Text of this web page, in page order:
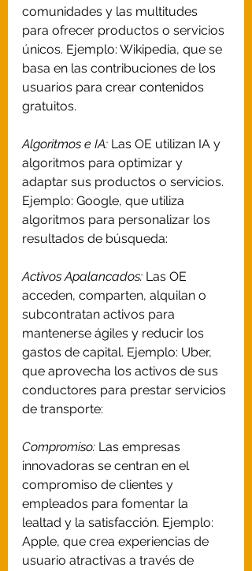
comunidades y las multitudes
para ofrecer productos o servicios
únicos. Ejemplo: Wikipedia, que se
basa en las contribuciones de los
usuarios para crear contenidos
gratuitos.
Algoritmos e IA: Las OE utilizan IA y
algoritmos para optimizar y
adaptar sus productos o servicios.
Ejemplo: Google, que utiliza
algoritmos para personalizar los
resultados de búsqueda:
Activos Apalancados: Las OE
acceden, comparten, alquilan o
subcontratan activos para
mantenerse ágiles y reducir los
gastos de capital. Ejemplo: Uber,
que aprovecha los activos de sus
conductores para prestar servicios
de transporte:
Compromiso: Las empresas
innovadoras se centran en el
compromiso de clientes y
empleados para fomentar la
lealtad y la satisfacción. Ejemplo:
Apple, que crea experiencias de
usuario atractivas a través de